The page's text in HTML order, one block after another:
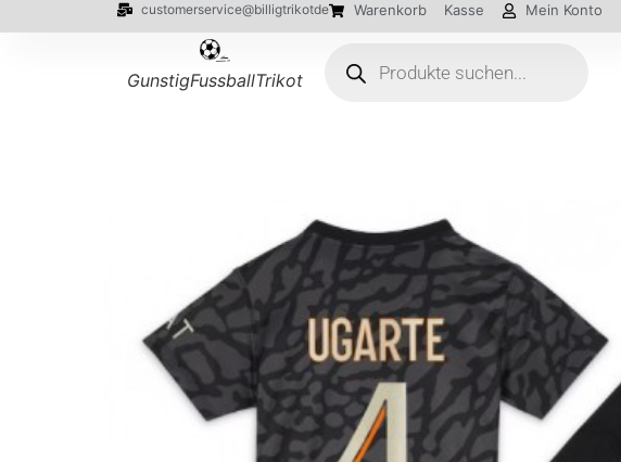
customerservice@billigtrikotde Warenkorb Kasse Mein Konto
GunstigFussballTrikot